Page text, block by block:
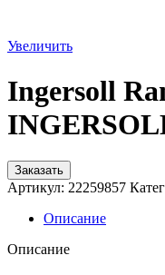
Увеличить
Ingersoll
Заказать
Артикул: 22259857
Описание
Описание